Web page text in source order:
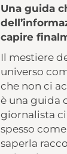
Una guida
capire
Il mestiere
universo
che non ci
è una guida
giornalista
spesso
saperla